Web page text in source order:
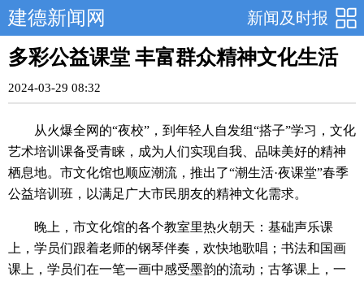
新闻及时报
建德新闻网
多彩公益课堂 丰富群众精神文化生活
2024-03-29 08:32
从火爆全网的“夜校”，到年轻人自发组“搭子”学习，文化
艺术培训课备受青睐，成为人们实现自我、品味美好的精神
栖息地。市文化馆也顺应潮流，推出了“潮生活·夜课堂”春季
公益培训班，以满足广大市民朋友的精神文化需求。
晚上，市文化馆的各个教室里热火朝天：基础声乐课
上，学员们跟着老师的钢琴伴奏，欢快地歌唱；书法和国画
课上，学员们在一笔一画中感受墨韵的流动；古筝课上，一